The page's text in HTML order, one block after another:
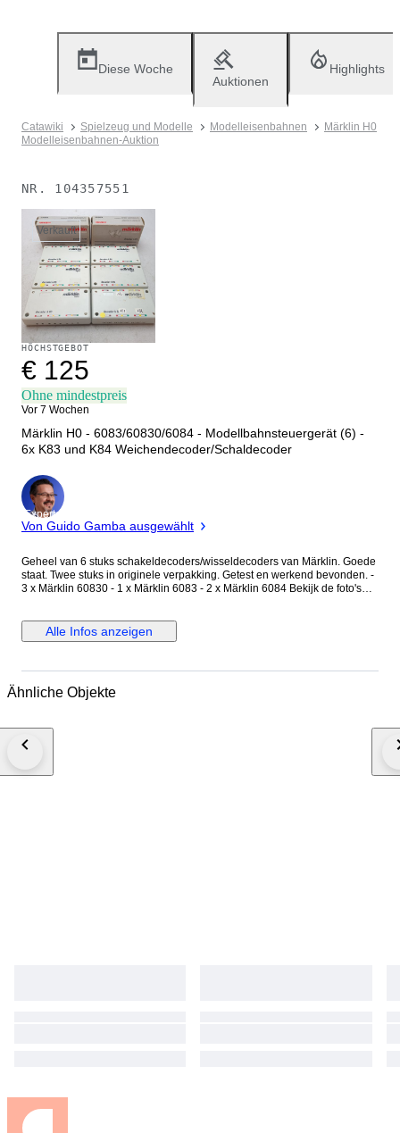
Diese Woche
Auktionen
Highlights
Catawiki Spielzeug und Modelle Modelleisenbahnen
Märklin H0
Modelleisenbahnen-Auktion
NR. 104357551
Verkauft
HÖCHSTGEBOT
€ 125
Ohne mindestpreis
Vor 7 Wochen
Märklin H0 - 6083/60830/6084 - Modellbahnsteuergerät (6) -
6x K83 und K84 Weichendecoder/Schaldecoder
Experte
Von Guido Gamba ausgewählt
Geheel van 6 stuks schakeldecoders/wisseldecoders van Märklin. Goede
staat. Twee stuks in originele verpakking. Getest en werkend bevonden. -
3 x Märklin 60830 - 1 x Märklin 6083 - 2 x Märklin 6084 Bekijk de foto's
Alle Infos anzeigen
Ähnliche Objekte